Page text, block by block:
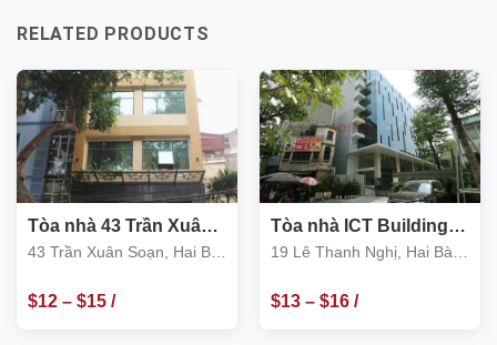
RELATED PRODUCTS
Tòa nhà 43 Trần Xuân
Soạn, Hai Bà Trưng
43 Trần Xuân Soạn, Hai Bà
$12– $15/
Tòa nhà ICT Building
19 Lê Thanh Nghị
19 Lê Thanh Nghị, Hai Bà
$13– $16/